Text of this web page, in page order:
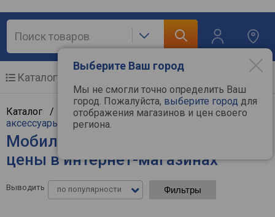
Выберите Ваш город
Мы не смогли точно определить Ваш
город. Пожалуйста, выберите город для
отображения магазинов и цен своего
региона.
Каталог
Каталог / Мобильные и связь/Мобильные и
аксессуары
/Мобильные телефоны
Мобильные телефоны Lenovo -
цены в интернет-магазинах
Выводить по популярности Фильтры